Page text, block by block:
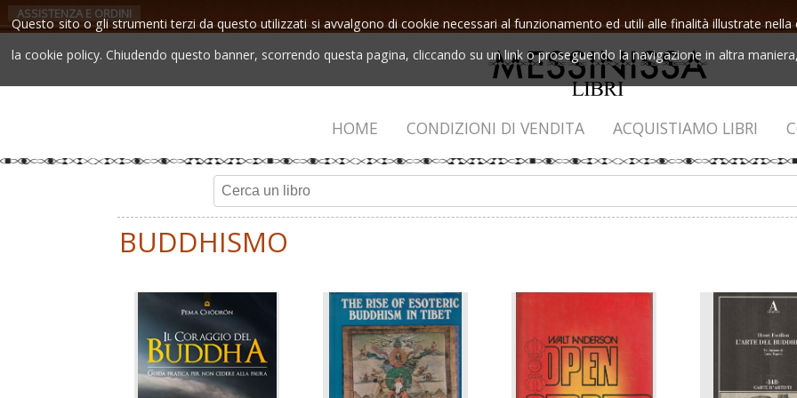
Questo sito o gli strumenti terzi da questo utilizzati si avvalgono di cookie necessari al funzionamento ed utili alle finalità illustrate
la cookie policy. Chiudendo questo banner, scorrendo questa pagina, cliccando su un link o proseguendo la navigazione in altra
ASSISTENZA E ORDINI
HOME CONDIZIONI DI VENDITA ACQUISTIAMO LIBRI
BUDDHISMO